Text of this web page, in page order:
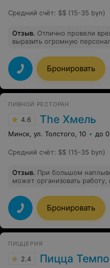
Средний счёт: $$ (15-35 byn)
Отзыв. Отлично провели
выразить огромную
профессионализм, доброту,
желаю ей здоровья, удачи,
нелегком труде. Спасибо
Вы сделали наш день
Бронировать
ПИВНОЙ РЕСТОРАН
4.6 The Хмель
Минск, ул. Толстого, 10 до
Средний счёт: $$ (15-35 byn)
Отзыв. При большом
может организовать работу,
приготовленными)
палочки настолько
кухне перед подачей.
, качественное, блюдо, а не
уважение к тем, кто
Бронировать
ПИЦЦЕРИЯ
2.4 Пицца Темпо